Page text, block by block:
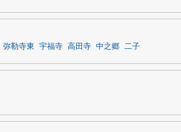
弥勒寺東 宇福寺 高田寺 中之郷 二子